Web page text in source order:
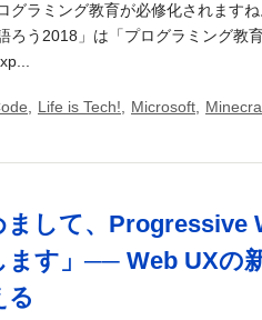
グラミング教育が必修化されます
ろう2018」は「プログラミング教
Life is Tech! Microsoft
まして、Progressive
ます」── Web UXの
る